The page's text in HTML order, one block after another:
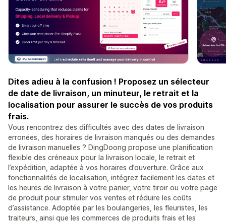
Dites adieu à la confusion ! Proposez un sélecteur
de date de livraison, un minuteur, le retrait et la
localisation pour assurer le succès de vos produits
frais.
Vous rencontrez des difficultés avec des dates de livraison
erronées, des horaires de livraison manqués ou des demandes
de livraison manuelles ? DingDoong propose une planification
flexible des créneaux pour la livraison locale, le retrait et
l’expédition, adaptée à vos horaires d’ouverture. Grâce aux
fonctionnalités de localisation, intégrez facilement les dates et
les heures de livraison à votre panier, votre tiroir ou votre page
de produit pour stimuler vos ventes et réduire les coûts
d’assistance. Adoptée par les boulangeries, les fleuristes, les
traiteurs, ainsi que les commerces de produits frais et les